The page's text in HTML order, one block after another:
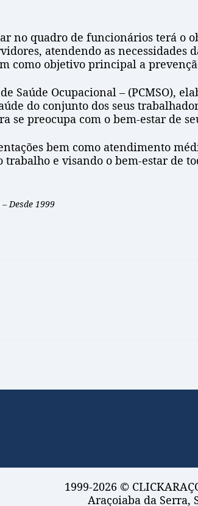
no quadro de funcionários terá o
atendendo as
como objetivo principal a
Saúde Ocupacional – (PCMSO),
do conjunto dos seus
preocupa com o bem-estar de
bem como atendimento
e visando o bem-estar de
Desde 1999
1999-2026 ©
Araçoiaba da Serra,